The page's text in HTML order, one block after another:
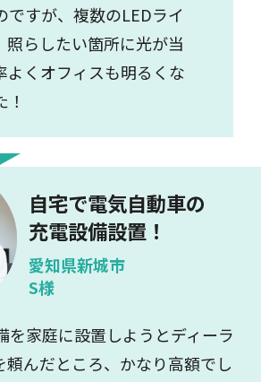
ですが、複数のLEDライ
照らしたい箇所に光が当
よくオフィスも明るくな
自宅で電気自動車の
充電設備設置！
愛知県新城市
S様
を家庭に設置しようとディーラ
頼んだところ、かなり高額でし